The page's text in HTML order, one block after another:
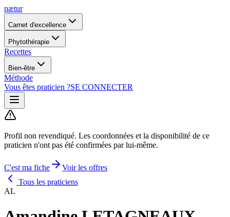
nætur
Carnet d'excellence
Phytothérapie
Recettes
Bien-être
Méthode
Vous êtes praticien ?SE CONNECTER
Profil non revendiqué. Les coordonnées et la disponibilité de ce
praticien n'ont pas été confirmées par lui-même.
C'est ma fiche
Voir les offres
Tous les praticiens
AL